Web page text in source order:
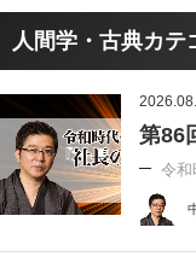
人間学・古典カテ
第86
令和